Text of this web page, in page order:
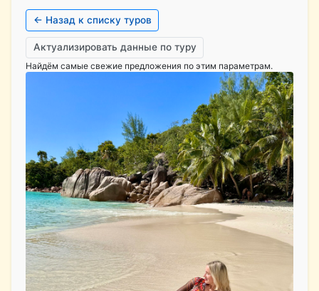
← Назад к списку туров
Актуализировать данные по туру
Найдём самые свежие предложения по этим параметрам.